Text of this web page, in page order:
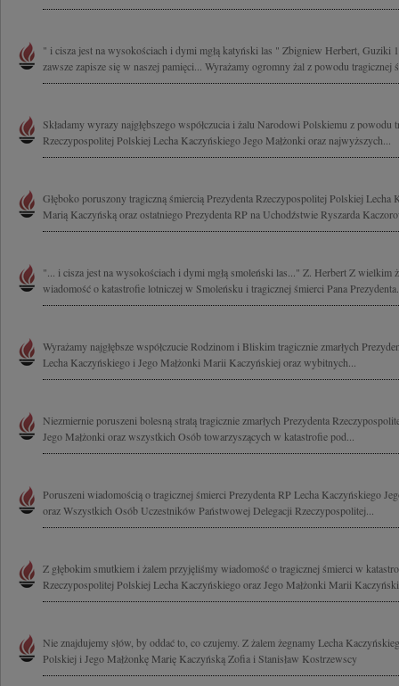
" i cisza jest na wysokościach i dymi mgłą katyński las " Zbigniew Herbert, Guziki
zawsze zapisze się w naszej pamięci... Wyrażamy ogromny żal z powodu tragicznej
Składamy wyrazy najgłębszego współczucia i żalu Narodowi Polskiemu z powodu
Rzeczypospolitej Polskiej Lecha Kaczyńskiego Jego Małżonki oraz najwyższych...
Głęboko poruszony tragiczną śmiercią Prezydenta Rzeczypospolitej Polskiej Lecha
Marią Kaczyńską oraz ostatniego Prezydenta RP na Uchodźstwie Ryszarda
"... i cisza jest na wysokościach i dymi mgłą smoleński las..." Z. Herbert Z wielkim
wiadomość o katastrofie lotniczej w Smoleńsku i tragicznej śmierci Pana
Wyrażamy najgłębsze współczucie Rodzinom i Bliskim tragicznie zmarłych
Lecha Kaczyńskiego i Jego Małżonki Marii Kaczyńskiej oraz wybitnych...
Niezmiernie poruszeni bolesną stratą tragicznie zmarłych Prezydenta
Jego Małżonki oraz wszystkich Osób towarzyszących w katastrofie pod...
Poruszeni wiadomością o tragicznej śmierci Prezydenta RP Lecha Kaczyńskiego
oraz Wszystkich Osób Uczestników Państwowej Delegacji Rzeczypospolitej...
Z głębokim smutkiem i żalem przyjęliśmy wiadomość o tragicznej śmierci w
Rzeczypospolitej Polskiej Lecha Kaczyńskiego oraz Jego Małżonki Marii
Nie znajdujemy słów, by oddać to, co czujemy. Z żalem żegnamy Lecha
Polskiej i Jego Małżonkę Marię Kaczyńską Zofia i Stanisław Kostrzewscy